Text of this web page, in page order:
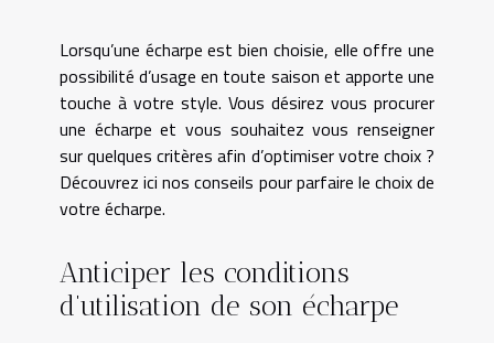
Lorsqu’une écharpe est bien choisie, elle offre une
possibilité d’usage en toute saison et apporte une
touche à votre style. Vous désirez vous procurer
une écharpe et vous souhaitez vous renseigner
sur quelques critères afin d’optimiser votre choix ?
Découvrez ici nos conseils pour parfaire le choix de
votre écharpe.
Anticiper les conditions
d’utilisation de son écharpe